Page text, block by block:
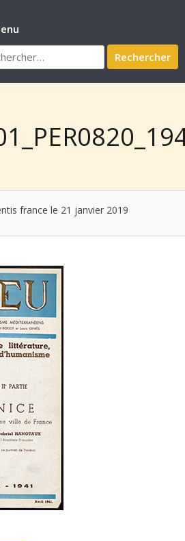
:
france le 21 janvier 2019